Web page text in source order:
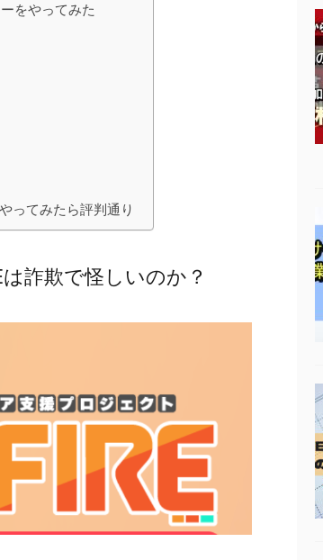
をやってみた
ってみたら評判通り
詐欺で怪しいのか？